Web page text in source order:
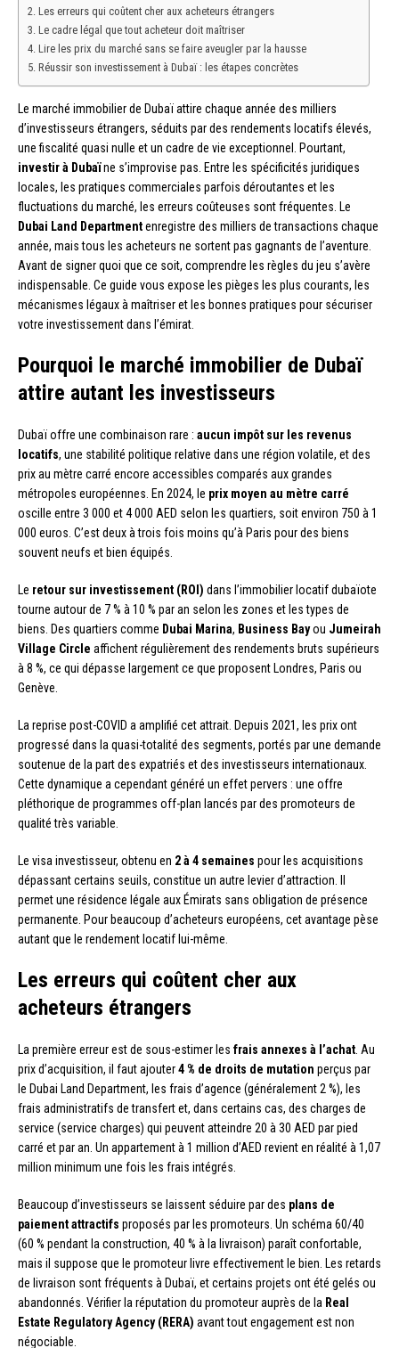
Les erreurs qui coûtent cher aux acheteurs étrangers
Le cadre légal que tout acheteur doit maîtriser
Lire les prix du marché sans se faire aveugler par la hausse
Réussir son investissement à Dubaï : les étapes concrètes
Le marché immobilier de Dubaï attire chaque année des milliers
d’investisseurs étrangers, séduits par des rendements locatifs élevés,
une fiscalité quasi nulle et un cadre de vie exceptionnel. Pourtant,
investir à Dubaïne s’improvise pas. Entre les spécificités juridiques
locales, les pratiques commerciales parfois déroutantes et les
fluctuations du marché, les erreurs coûteuses sont fréquentes. Le
Dubai Land Departmentenregistre des milliers de transactions chaque
année, mais tous les acheteurs ne sortent pas gagnants de l’aventure.
Avant de signer quoi que ce soit, comprendre les règles du jeu s’avère
indispensable. Ce guide vous expose les pièges les plus courants, les
mécanismes légaux à maîtriser et les bonnes pratiques pour sécuriser
votre investissement dans l’émirat.
Pourquoi le marché immobilier de Dubaï
attire autant les investisseurs
Dubaï offre une combinaison rare : aucun impôt sur les revenus
locatifs, une stabilité politique relative dans une région volatile, et des
prix au mètre carré encore accessibles comparés aux grandes
métropoles européennes. En 2024, le prix moyen au mètre carré
oscille entre 3 000 et 4 000 AED selon les quartiers, soit environ 750 à 1
000 euros. C’est deux à trois fois moins qu’à Paris pour des biens
souvent neufs et bien équipés.
Le retour sur investissement (ROI) dans l’immobilier locatif dubaïote
tourne autour de 7 % à 10 % par an selon les zones et les types de
biens. Des quartiers comme Dubai Marina, Business Bayou Jumeirah
Village Circle affichent régulièrement des rendements bruts supérieurs
à 8 %, ce qui dépasse largement ce que proposent Londres, Paris ou
Genève.
La reprise post-COVID a amplifié cet attrait. Depuis 2021, les prix ont
progressé dans la quasi-totalité des segments, portés par une demande
soutenue de la part des expatriés et des investisseurs internationaux.
Cette dynamique a cependant généré un effet pervers : une offre
pléthorique de programmes off-plan lancés par des promoteurs de
qualité très variable.
Le visa investisseur, obtenu en 2 à 4 semaines pour les acquisitions
dépassant certains seuils, constitue un autre levier d’attraction. Il
permet une résidence légale aux Émirats sans obligation de présence
permanente. Pour beaucoup d’acheteurs européens, cet avantage pèse
autant que le rendement locatif lui-même.
Les erreurs qui coûtent cher aux
acheteurs étrangers
La première erreur est de sous-estimer les frais annexes à l’achat . Au
prix d’acquisition, il faut ajouter4 % de droits de mutation perçus par
le Dubai Land Department, les frais d’agence (généralement 2 %), les
frais administratifs de transfert et, dans certains cas, des charges de
service (service charges) qui peuvent atteindre 20 à 30 AED par pied
carré et par an. Un appartement à 1 million d’AED revient en réalité à 1,07
million minimum une fois les frais intégrés.
Beaucoup d’investisseurs se laissent séduire par des plans de
paiement attractifs proposés par les promoteurs. Un schéma 60/40
(60 % pendant la construction, 40 % à la livraison) paraît confortable,
mais il suppose que le promoteur livre effectivement le bien. Les retards
de livraison sont fréquents à Dubaï, et certains projets ont été gelés ou
abandonnés. Vérifier la réputation du promoteur auprès de la Real
Estate Regulatory Agency (RERA) avant tout engagement est non
négociable.